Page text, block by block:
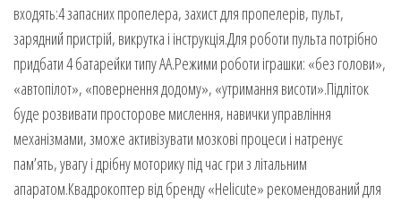
входять:4 запасних пропелера, захист для пропелерів, пульт,
зарядний пристрій, викрутка і інструкція.Для роботи пульта потрібно
придбати 4 батарейки типу АА.Режими роботи іграшки: «без голови»,
«автопілот», «повернення додому», «утримання висоти».Підліток
буде розвивати просторове мислення, навички управління
механізмами, зможе активізувати мозкові процеси і натренує
пам’ять, увагу і дрібну моторику під час гри з літальним
апаратом.Квадрокоптер від бренду «Helicute» рекомендований для